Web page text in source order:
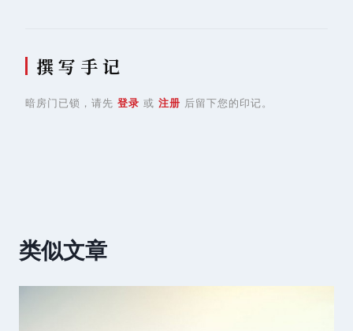
撰 写 手 记
暗房门已锁，请先 登录 或 注册 后留下您的印记。
类似文章